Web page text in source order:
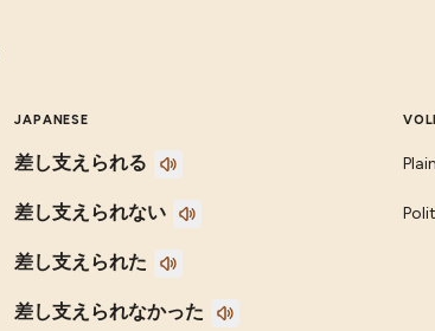
JAPANESE
差し支えられる
差し支えられない
差し支えられた
差し支えられなかった
Plain